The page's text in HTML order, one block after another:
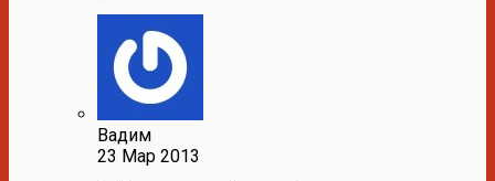
Вадим
23 Мар 2013